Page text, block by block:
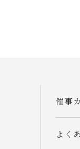
催事
よく